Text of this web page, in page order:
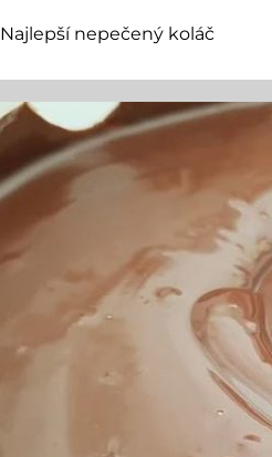
Najlepší nepečený koláč